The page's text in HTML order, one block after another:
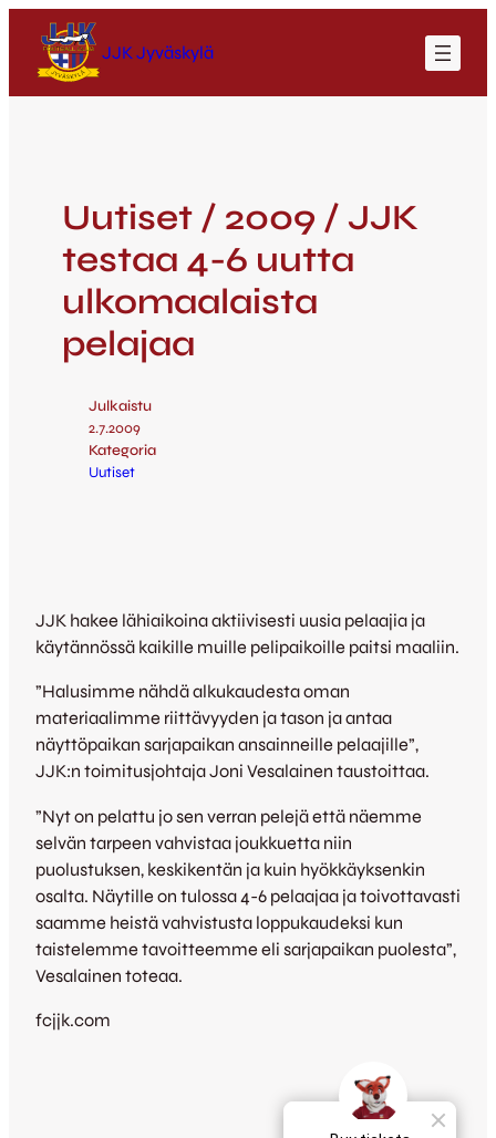
JJK Jyväskylä
Uutiset / 2009 / JJK
testaa 4-6 uutta
ulkomaalaista
pelajaa
Julkaistu
2.7.2009
Kategoria
Uutiset
JJK hakee lähiaikoina aktiivisesti uusia pelaajia ja
käytännössä kaikille muille pelipaikoille paitsi maaliin.
”Halusimme nähdä alkukaudesta oman
materiaalimme riittävyyden ja tason ja antaa
näyttöpaikan sarjapaikan ansainneille pelaajille”,
JJK:n toimitusjohtaja Joni Vesalainen taustoittaa.
”Nyt on pelattu jo sen verran pelejä että näemme
selvän tarpeen vahvistaa joukkuetta niin
puolustuksen, keskikentän ja kuin hyökkäyksenkin
osalta. Näytille on tulossa 4-6 pelaajaa ja toivottavasti
saamme heistä vahvistusta loppukaudeksi kun
taistelemme tavoitteemme eli sarjapaikan puolesta”,
Vesalainen toteaa.
fcjjk.com